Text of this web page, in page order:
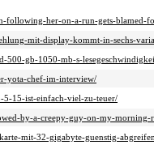
following-her-on-a-run-gets-blamed-
mit-display-kommt-in-sechs-
500-gb-1050-mb-s-
yota-chef-im-interview/
5-15-ist-einfach-viel-zu-teuer/
by-a-creepy-guy-on-my-
mit-32-gigabyte-guenstig-